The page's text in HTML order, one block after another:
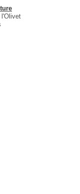
l'Olivet